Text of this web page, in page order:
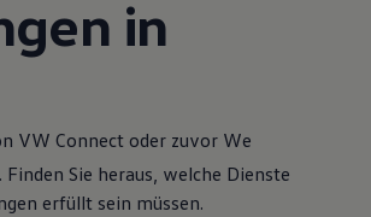
in
VW Connect oder zuvor We
Sie heraus, welche Dienste
erfüllt sein müssen.